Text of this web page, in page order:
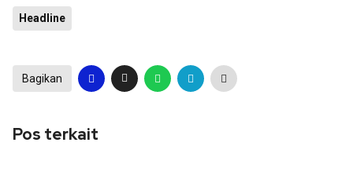
Headline
Bagikan
Pos terkait